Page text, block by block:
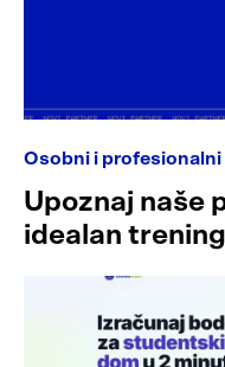
Osobni i profesionalni
Upoznaj naše
idealan